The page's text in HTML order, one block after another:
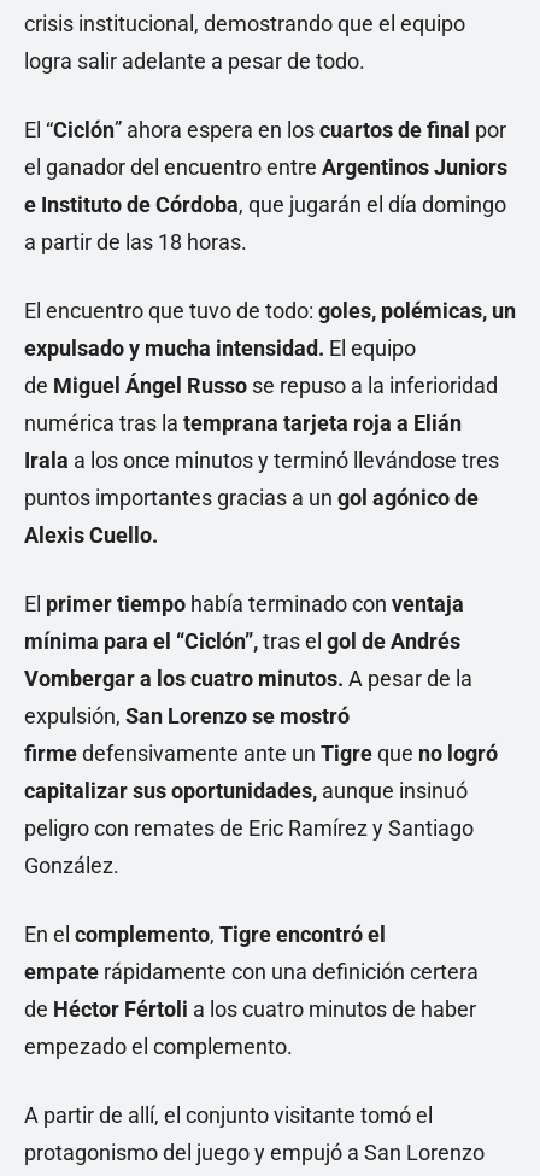
crisis institucional, demostrando que el equipo
logra salir adelante a pesar de todo.
El “Ciclón” ahora espera en loscuartos de final por
el ganador del encuentro entre Argentinos Juniors
e Instituto de Córdoba, que jugarán el día domingo
a partir de las 18 horas.
El encuentro que tuvo de todo: goles, polémicas, un
expulsado y mucha intensidad. El equipo
de Miguel Ángel Russo se repuso a la inferioridad
numérica tras la temprana tarjeta roja a Elián
Irala a los once minutos y terminó llevándose tres
puntos importantes gracias a un gol agónico de
Alexis Cuello.
El primer tiempo había terminado con ventaja
mínima para el “Ciclón”,tras el gol de Andrés
Vombergar a los cuatro minutos. A pesar de la
expulsión, San Lorenzo se mostró
firmedefensivamente ante un Tigreque no logró
capitalizar sus oportunidades, aunque insinuó
peligro con remates de Eric Ramírez y Santiago
González.
En el complemento, Tigre encontró el
empate rápidamente con una definición certera
de Héctor Fértoli a los cuatro minutos de haber
empezado el complemento.
A partir de allí, el conjunto visitante tomó el
protagonismo del juego y empujó a San Lorenzo